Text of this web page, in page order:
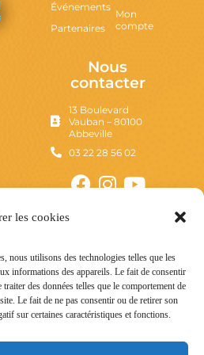
les cookies
nous utilisons des technologies telles que les
informations des appareils. Le fait de consentir
des données telles que le comportement de
Le fait de ne pas consentir ou de retirer son
sur certaines caractéristiques et fonctions.
Événements
Partenaires
Mon
compte
Nous
contacter
13 Boulevard
Vauban – 80100
Abbeville
03 22 28 56 02
Politique de confidentialité